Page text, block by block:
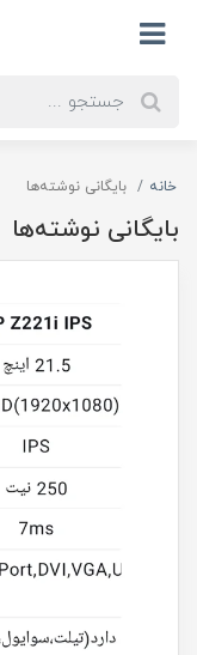
خانه بایگانی نوشته‌ها
بایگانی نوشته‌ها